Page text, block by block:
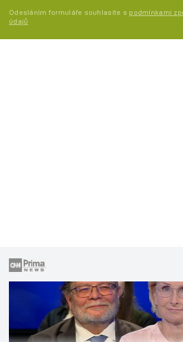
Odesláním formuláře souhlasíte s podmínkami
údajů